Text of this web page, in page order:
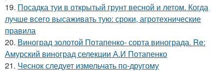
19. Посадка туи в открытый грунт весной и летом. Когда
лучше всего высаживать тую: сроки, агротехнические
правила
20. Виноград золотой Потапенко- сорта винограда. Re:
Амурский виноград селекции А.И Потапенко
21. Чеснок следует измельчать по-другому